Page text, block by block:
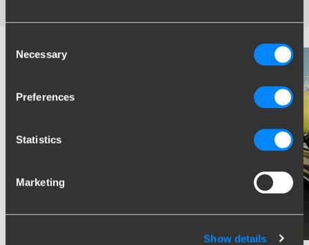
Selection
Necessary
Preferences
Statistics
Marketing
Show details